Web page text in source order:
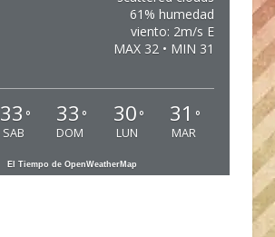
61% humedad
viento: 2m/s E
MAX 32 • MIN 31
33 °
SAB
33 °
DOM
30 °
LUN
31 °
MAR
El Tiempo de OpenWeatherMap